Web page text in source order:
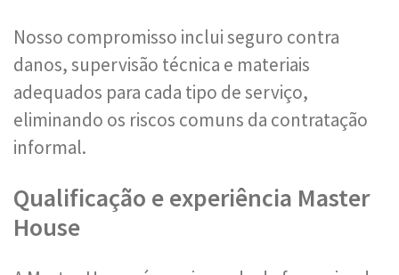
Nosso compromisso inclui seguro contra
danos, supervisão técnica e materiais
adequados para cada tipo de serviço,
eliminando os riscos comuns da contratação
informal.
Qualificação e experiência Master
House